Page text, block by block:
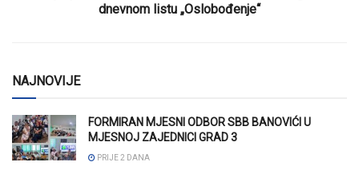
dnevnom listu „Oslobođenje“
NAJNOVIJE
FORMIRAN MJESNI ODBOR SBB BANOVIĆI U
MJESNOJ ZAJEDNICI GRAD 3
PRIJE 2 DANA